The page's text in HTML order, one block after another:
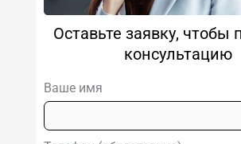
Оставьте заявку, чтобы
консультацию
Ваше имя